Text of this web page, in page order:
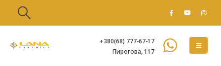
+380(68) 777-67-17
Пирогова, 117